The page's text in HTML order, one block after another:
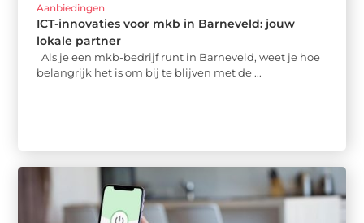
Aanbiedingen
ICT-innovaties voor mkb in Barneveld: jouw
lokale partner
Als je een mkb-bedrijf runt in Barneveld, weet je hoe
belangrijk het is om bij te blijven met de ...